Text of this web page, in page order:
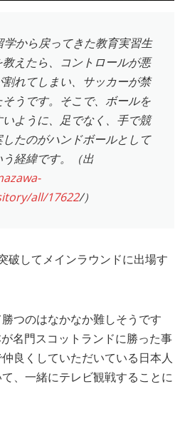
学から戻ってきた教育実習生
えたら、コントロールが悪
割れてしまい、サッカーが禁
うです。そこで、ボールを
ように、足でなく、手で競
たのがハンドボールとして
経緯です。（出
all/17622/）
破してメインラウンドに出場す
つのはなかなか難しそうです
名門スコットランドに勝った事
良くしていただいている日本人
、一緒にテレビ観戦することに